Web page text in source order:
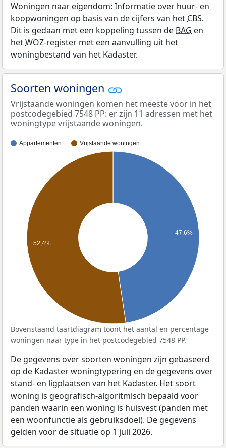
Woningen naar eigendom: Informatie over huur- en
koopwoningen op basis van de cijfers van het CBS.
Dit is gedaan met een koppeling tussen de BAG en
hetWOZ-register met een aanvulling uit het
woningbestand van het Kadaster.
Soorten woningen
Vrijstaande woningen komen het meeste voor in het
postcodegebied 7548 PP: er zijn 11 adressen met het
woningtype vrijstaande woningen.
Appartementen Vrijstaande woningen
47,6%
52,4%
Bovenstaand taartdiagram toont het aantal en percentage
woningen naar type in het postcodegebied 7548 PP.
De gegevens over soorten woningen zijn gebaseerd
op de Kadaster woningtypering en de gegevens over
stand- en ligplaatsen van het Kadaster. Het soort
woning is geografisch-algoritmisch bepaald voor
panden waarin een woning is huisvest (panden met
een woonfunctie als gebruiksdoel). De gegevens
gelden voor de situatie op 1 juli 2026.